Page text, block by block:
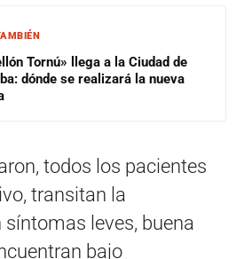
Tornú» llega a la Ciudad de
dónde se realizará la nueva
todos los pacientes
transitan la
leves, buena
bajo